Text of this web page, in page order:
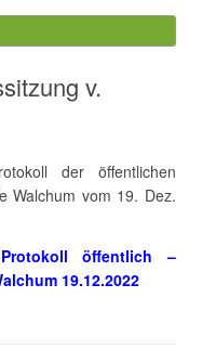
v.
der öffentlichen
Walchum vom 19. Dez.
Protokoll öffentlich –
19.12.2022